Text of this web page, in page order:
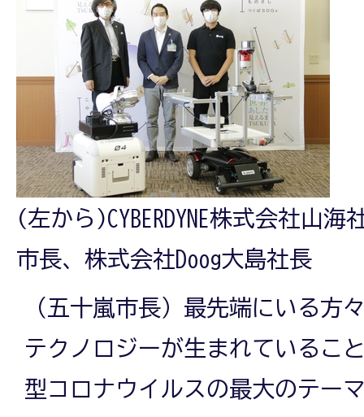
(左から)CYBERDYNE株式会社山
市長、株式会社Doog大島社長
（五十嵐市長）最先端にいる方
テクノロジーが生まれているこ
型コロナウイルスの最大のテー